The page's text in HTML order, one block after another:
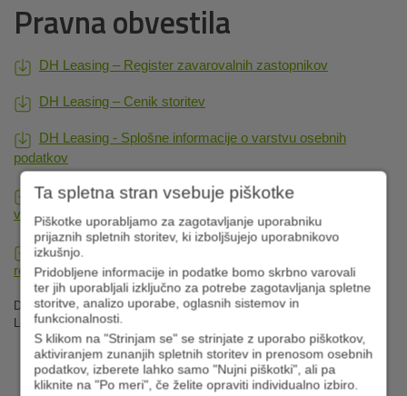
Pravna obvestila
DH Leasing – Register zavarovalnih zastopnikov
DH Leasing – Cenik storitev
DH Leasing - Splošne informacije o varstvu osebnih
podatkov
DH Leasing - Zahteva za uresničevanje pravic v zvezi z
varstvom osebnih podatkov
DH Leasing – Pravilnik o pritožbenem postopku in
reševanju sporov
Delavska hranilnica kot zastopnik pri trženju sodeluje z družbo DH
Leasing.
Ta spletna stran vsebuje piškotke
Piškotke uporabljamo za zagotavljanje uporabniku
prijaznih spletnih storitev, ki izboljšujejo uporabnikovo
izkušnjo.
Pridobljene informacije in podatke bomo skrbno varovali
ter jih uporabljali izključno za potrebe zagotavljanja spletne
storitve, analizo uporabe, oglasnih sistemov in
funkcionalnosti.
S klikom na "Strinjam se" se strinjate z uporabo piškotkov,
aktiviranjem zunanjih spletnih storitev in prenosom osebnih
podatkov, izberete lahko samo "Nujni piškotki", ali pa
kliknite na "Po meri", če želite opraviti individualno izbiro.